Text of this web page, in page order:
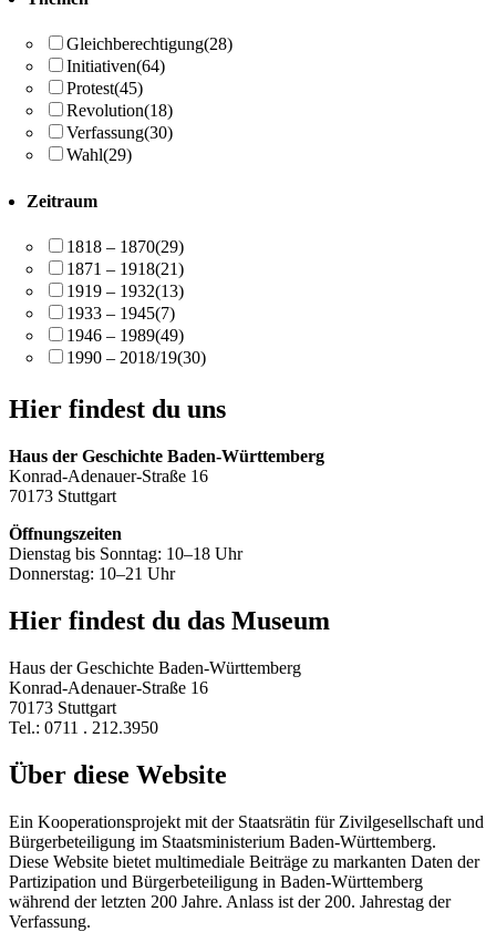
Gleichberechtigung(28)
Initiativen(64)
Protest(45)
Revolution(18)
Verfassung(30)
Wahl(29)
Zeitraum
1818 – 1870(29)
1871 – 1918(21)
1919 – 1932(13)
1933 – 1945(7)
1946 – 1989(49)
1990 – 2018/19(30)
Hier findest du uns
Haus der Geschichte Baden-Württemberg
Konrad-Adenauer-Straße 16
70173 Stuttgart
Öffnungszeiten
Dienstag bis Sonntag: 10–18 Uhr
Donnerstag: 10–21 Uhr
Hier findest du das Museum
Haus der Geschichte Baden-Württemberg
Konrad-Adenauer-Straße 16
70173 Stuttgart
Tel.: 0711 . 212.3950
Über diese Website
Ein Kooperationsprojekt mit der Staatsrätin für Zivilgesellschaft und
Bürgerbeteiligung im Staatsministerium Baden-Württemberg.
Diese Website bietet multimediale Beiträge zu markanten Daten der
Partizipation und Bürgerbeteiligung in Baden-Württemberg
während der letzten 200 Jahre. Anlass ist der 200. Jahrestag der
Verfassung.